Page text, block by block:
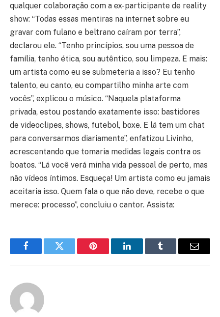
qualquer colaboração com a ex-participante de reality
show: “Todas essas mentiras na internet sobre eu
gravar com fulano e beltrano caíram por terra”,
declarou ele. “Tenho princípios, sou uma pessoa de
família, tenho ética, sou autêntico, sou limpeza. E mais:
um artista como eu se submeteria a isso? Eu tenho
talento, eu canto, eu compartilho minha arte com
vocês”, explicou o músico. “Naquela plataforma
privada, estou postando exatamente isso: bastidores
de videoclipes, shows, futebol, boxe. E lá tem um chat
para conversarmos diariamente”, enfatizou Livinho,
acrescentando que tomaria medidas legais contra os
boatos. “Lá você verá minha vida pessoal de perto, mas
não vídeos íntimos. Esqueça! Um artista como eu jamais
aceitaria isso. Quem fala o que não deve, recebe o que
merece: processo”, concluiu o cantor. Assista:
FacebookTwitter Pinterest LinkedInTumblr Email